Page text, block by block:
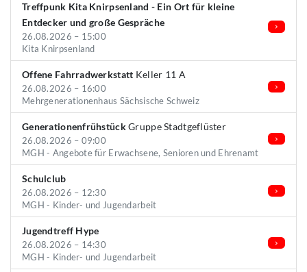
Treffpunk Kita Knirpsenland - Ein Ort für kleine
Entdecker und große Gespräche
26.08.2026 – 15:00
Kita Knirpsenland
Offene Fahrradwerkstatt Keller 11 A
26.08.2026 – 16:00
Mehrgenerationenhaus Sächsische Schweiz
GenerationenfrühstückGruppe Stadtgeflüster
26.08.2026 – 09:00
MGH - Angebote für Erwachsene, Senioren und Ehrenamt
Schulclub
26.08.2026 – 12:30
MGH - Kinder- und Jugendarbeit
Jugendtreff Hype
26.08.2026 – 14:30
MGH - Kinder- und Jugendarbeit